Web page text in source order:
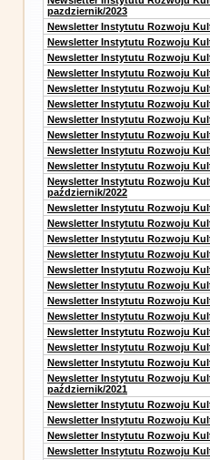
pazdziernik/2023
Newsletter Instytutu Rozwoju
Newsletter Instytutu Rozwoju
Newsletter Instytutu Rozwoju
Newsletter Instytutu Rozwoju
Newsletter Instytutu Rozwoju
Newsletter Instytutu Rozwoju
Newsletter Instytutu Rozwoju
Newsletter Instytutu Rozwoju
Newsletter Instytutu Rozwoju
Newsletter Instytutu Rozwoju
Newsletter Instytutu Rozwoju
październik/2022
Newsletter Instytutu Rozwoju
Newsletter Instytutu Rozwoju
Newsletter Instytutu Rozwoju
Newsletter Instytutu Rozwoju
Newsletter Instytutu Rozwoju
Newsletter Instytutu Rozwoju
Newsletter Instytutu Rozwoju
Newsletter Instytutu Rozwoju
Newsletter Instytutu Rozwoju
Newsletter Instytutu Rozwoju
Newsletter Instytutu Rozwoju
Newsletter Instytutu Rozwoju
październik/2021
Newsletter Instytutu Rozwoju
Newsletter Instytutu Rozwoju
Newsletter Instytutu Rozwoju
Newsletter Instytutu Rozwoju